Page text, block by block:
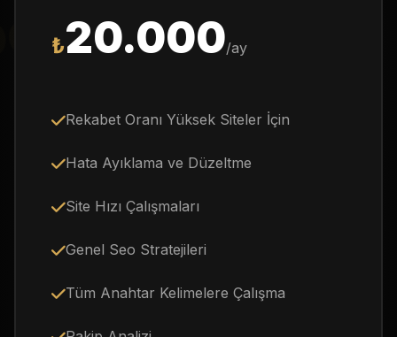
ADS
₺20.000/ay
Rekabet Oranı Yüksek Siteler İçin
Hata Ayıklama ve Düzeltme
Site Hızı Çalışmaları
Genel Seo Stratejileri
Tüm Anahtar Kelimelere Çalışma